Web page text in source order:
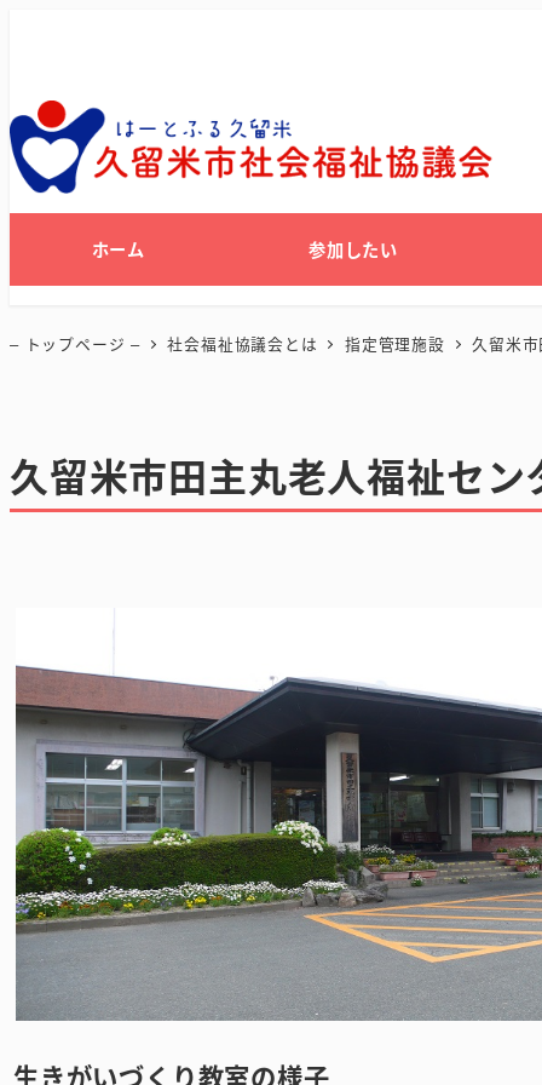
ホーム 参加したい
– トップページ – 社会福祉協議会とは 指定管理施設 久留米
久留米市田主丸老人福祉セ
生きがいづくり教室の様子